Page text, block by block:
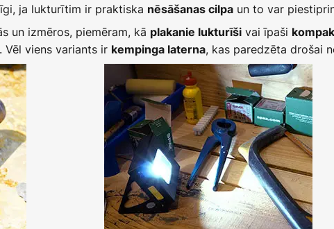
ja lukturītim ir praktiska nēsāšanas cilpa un to var
un izmēros, piemēram, kā plakanie lukturīši vai īpaši
viens variants ir kempinga laterna, kas paredzēta drošai